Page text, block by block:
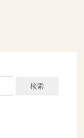
検索